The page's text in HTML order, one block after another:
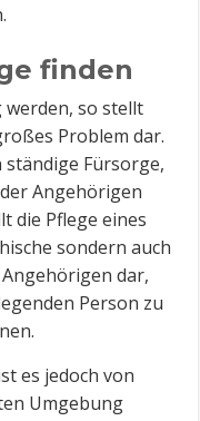
finden
so stellt
Problem dar.
Fürsorge,
Angehörigen
die Pflege eines
sondern auch
dar,
Person zu
es jedoch von
Umgebung